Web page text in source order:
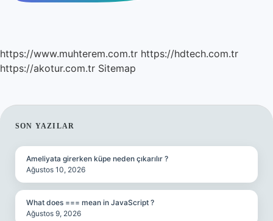
https://www.muhterem.com.tr https://hdtech.com.tr
https://akotur.com.tr Sitemap
SIDEBAR
SON YAZILAR
Ameliyata girerken küpe neden çıkarılır ?
Ağustos 10, 2026
What does === mean in JavaScript ?
Ağustos 9, 2026